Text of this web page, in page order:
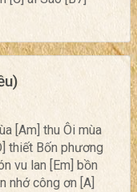
[Am] thu Ôi mùa
thiết Bốn phương
vu lan [Em] bồn
nhớ công ơn [A]